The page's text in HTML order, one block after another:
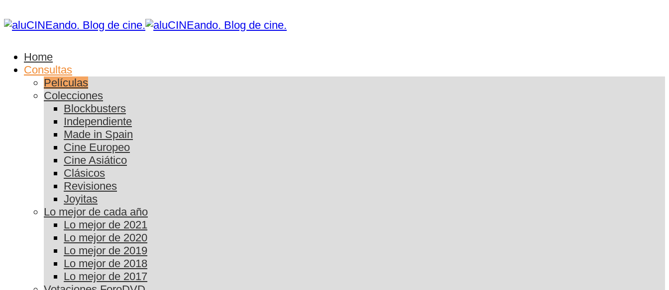
Home
Consultas
Películas
Colecciones
Blockbusters
Independiente
Made in Spain
Cine Europeo
Cine Asiático
Clásicos
Revisiones
Joyitas
Lo mejor de cada año
Lo mejor de 2021
Lo mejor de 2020
Lo mejor de 2019
Lo mejor de 2018
Lo mejor de 2017